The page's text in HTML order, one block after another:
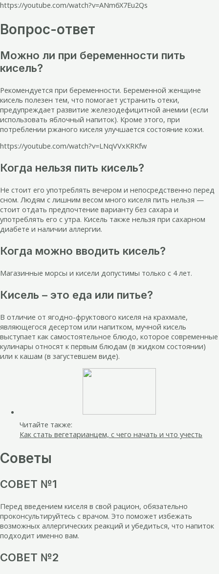
https://youtube.com/watch?v=ANm6X7Eu2Qs
Вопрос-ответ
Можно ли при беременности пить
кисель?
Рекомендуется при беременности. Беременной женщине
кисель полезен тем, что помогает устранить отеки,
предупреждает развитие железодефицитной анемии (если
использовать яблочный напиток). Кроме этого, при
потреблении ржаного киселя улучшается состояние кожи.
https://youtube.com/watch?v=LNqVVxKRKfw
Когда нельзя пить кисель?
Не стоит его употреблять вечером и непосредственно перед
сном. Людям с лишним весом много киселя пить нельзя —
стоит отдать предпочтение варианту без сахара и
употреблять его с утра. Кисель также нельзя при сахарном
диабете и наличии аллергии.
Когда можно вводить кисель?
Магазинные морсы и кисели допустимы только с 4 лет.
Кисель – это еда или питье?
В отличие от ягодно-фруктового киселя на крахмале,
являющегося десертом или напитком, мучной кисель
выступает как самостоятельное блюдо, которое современные
кулинары относят к первым блюдам (в жидком состоянии)
или к кашам (в загустевшем виде).
Читайте также:
Как стать вегетарианцем, с чего начать и что учесть
Советы
СОВЕТ №1
Перед введением киселя в свой рацион, обязательно
проконсультируйтесь с врачом. Это поможет избежать
возможных аллергических реакций и убедиться, что напиток
подходит именно вам.
СОВЕТ №2